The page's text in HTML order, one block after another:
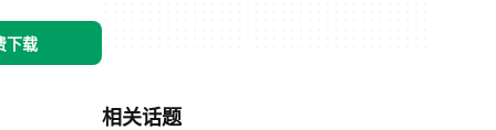
下载
相关话题